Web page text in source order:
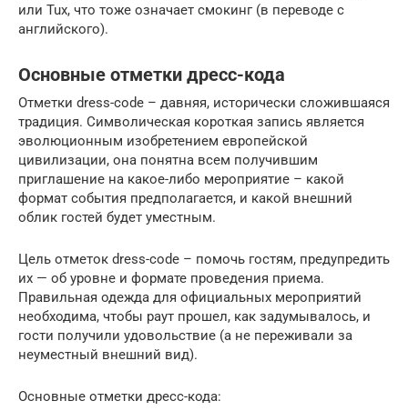
или Tux, что тоже означает смокинг (в переводе с
английского).
Основные отметки дресс-кода
Отметки dress-code – давняя, исторически сложившаяся
традиция. Символическая короткая запись является
эволюционным изобретением европейской
цивилизации, она понятна всем получившим
приглашение на какое-либо мероприятие – какой
формат события предполагается, и какой внешний
облик гостей будет уместным.
Цель отметок dress-code – помочь гостям, предупредить
их — об уровне и формате проведения приема.
Правильная одежда для официальных мероприятий
необходима, чтобы раут прошел, как задумывалось, и
гости получили удовольствие (а не переживали за
неуместный внешний вид).
Основные отметки дресс-кода: